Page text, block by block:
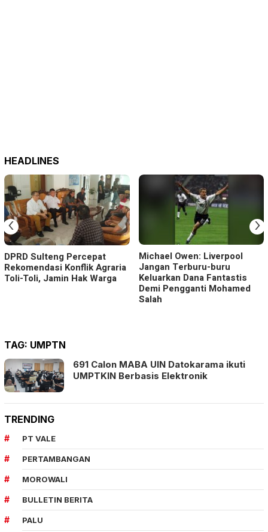
HEADLINES
DPRD Sulteng Percepat
Rekomendasi Konflik Agraria
Toli-Toli, Jamin Hak Warga
Michael Owen: Liverpool
Jangan Terburu-buru
Keluarkan Dana Fantastis
Demi Pengganti Mohamed
Salah
‹ ›
TAG: UMPTN
691 Calon MABA UIN Datokarama ikuti
UMPTKIN Berbasis Elektronik
TRENDING
PT VALE
PERTAMBANGAN
MOROWALI
BULLETIN BERITA
PALU